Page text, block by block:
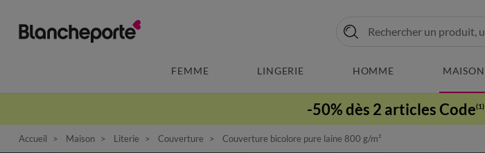
FEMME LINGERIE HOMME MAISON
-50% dès 2 articles Code(1)
Accueil Maison Literie Couverture Couverture bicolore pure laine 800 g/m²